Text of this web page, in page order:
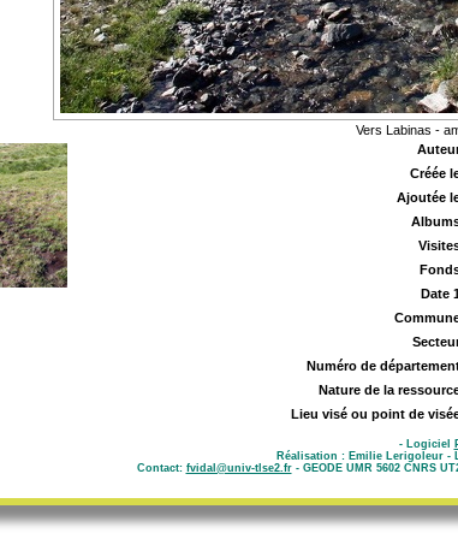
Vers Labinas -
Créée
Ajoutée
Date
Numéro de
Nature de la
Lieu visé ou point de
- Logiciel
Réalisation : Emilie Lerigoleur -
Contact: fvidal@univ-tlse2.fr- GEODE UMR 5602 CNRS